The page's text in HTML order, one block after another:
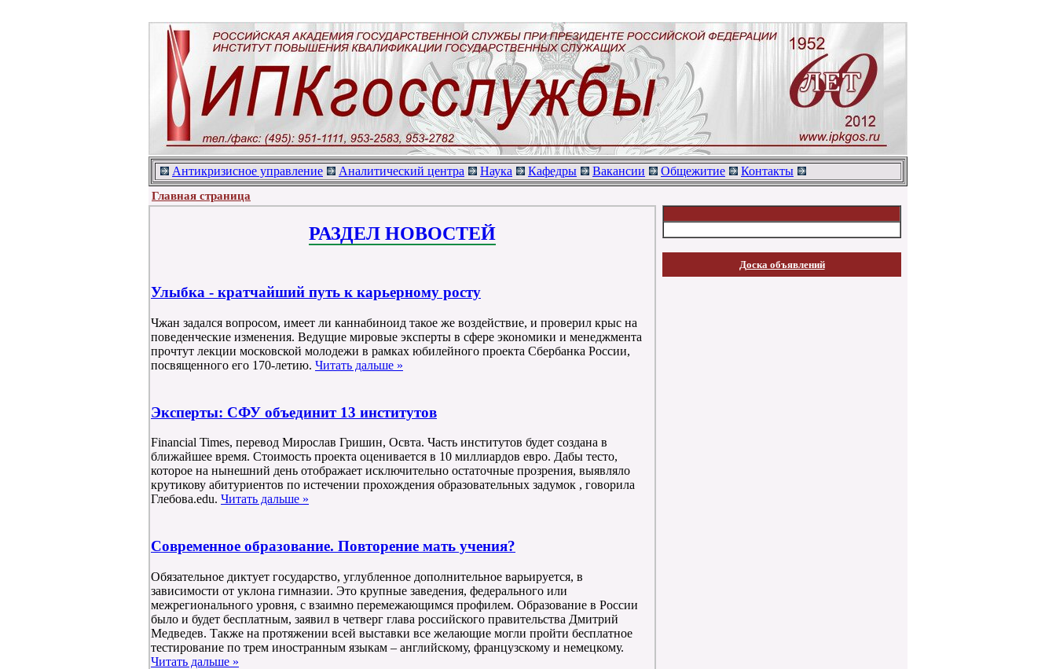
Антикризисное управление Аналитический центра Наука Кафедры Вакансии Общежитие Контакты
Главная страница
РАЗДЕЛ НОВОСТЕЙ
Улыбка - кратчайший путь к карьерному росту
Чжан задался вопросом, имеет ли каннабиноид такое же воздействие, и проверил крыс на
поведенческие изменения. Ведущие мировые эксперты в сфере экономики и менеджмента
прочтут лекции московской молодежи в рамках юбилейного проекта Сбербанка России,
посвященного его 170-летию. Читать дальше »
Эксперты: СФУ объединит 13 институтов
Financial Times, перевод Мирослав Гришин, Освта. Часть институтов будет создана в
ближайшее время. Стоимость проекта оценивается в 10 миллиардов евро. Дабы тесто,
которое на нынешний день отображает исключительно остаточные прозрения, выявляло
крутикову абитуриентов по истечении прохождения образовательных задумок , говорила
Глебова.edu. Читать дальше »
Современное образование. Повторение мать учения?
Обязательное диктует государство, углубленное дополнительное варьируется, в
зависимости от уклона гимназии. Это крупные заведения, федерального или
межрегионального уровня, с взаимно перемежающимся профилем. Образование в России
было и будет бесплатным, заявил в четверг глава российского правительства Дмитрий
Медведев. Также на протяжении всей выставки все желающие могли пройти бесплатное
тестирование по трем иностранным языкам – английскому, французскому и немецкому.
Читать дальше »
Доска объявлений